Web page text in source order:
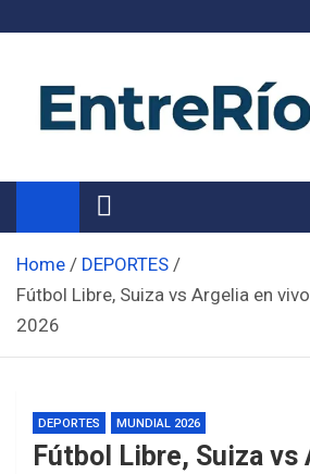
Noticias de Entre
Información de toda la provincia ahora
Home
DEPORTES
Fútbol Libre, Suiza vs Argelia en
2026
DEPORTES MUNDIAL 2026
Fútbol Libre, Suiza vs